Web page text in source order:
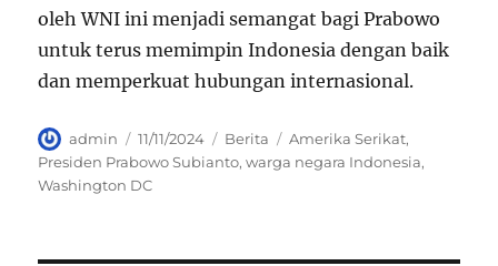
oleh WNI ini menjadi semangat bagi Prabowo
untuk terus memimpin Indonesia dengan baik
dan memperkuat hubungan internasional.
Author
admin
Posted
on
11/11/2024 Categories
Berita Tags
Amerika Serikat,
Presiden Prabowo Subianto,warga negara Indonesia,
Washington DC